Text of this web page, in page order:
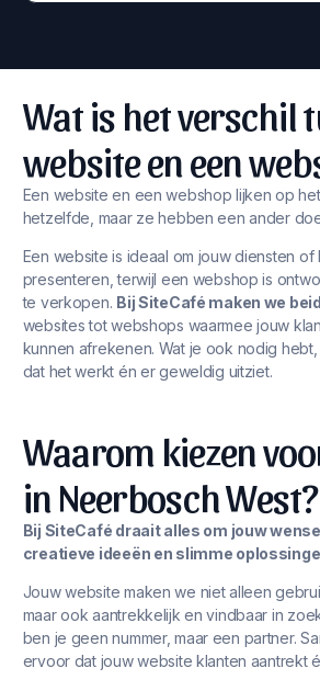
Wat is het verschil
website en een
Een website en een webshop lijken op
hetzelfde, maar ze hebben een ander
Een website is ideaal om jouw diensten of
presenteren, terwijl een webshop is
te verkopen. Bij SiteCafé maken we
websites tot webshops waarmee jouw
kunnen afrekenen. Wat je ook nodig
dat het werkt én er geweldig uitziet.
Waarom kiezen
in Neerbosch West?
Bij SiteCafé draait alles om jouw
creatieve ideeën en slimme
Jouw website maken we niet alleen
maar ook aantrekkelijk en vindbaar in
ben je geen nummer, maar een partner.
ervoor dat jouw website klanten aantrekt